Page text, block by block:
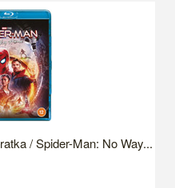
/ Spider-Man: No Way...